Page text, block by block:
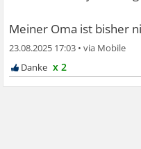
Meiner Oma ist bisher
23.08.2025 17:03 •
x 2